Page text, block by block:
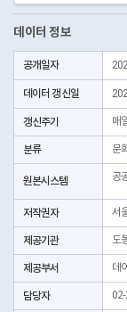
(https://
데이터 정보
공개일자
데이터 갱신일
갱신주기 매
분류 문
원본시스템 공
저작권자 서
제공기관 도
제공부서 데
담당자